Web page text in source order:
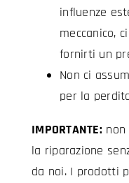
influenze
meccanico,
fornirti un
Non ci
per la
IMPORTANTE:
la riparazione
da noi. I prodotti